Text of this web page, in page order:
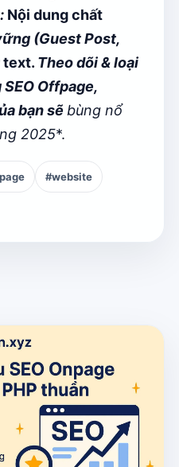
Nội dung chất
(Guest Post,
text. Theo dõi & loại
Offpage,
bạn sẽ bùng nổ
2025*.
#website